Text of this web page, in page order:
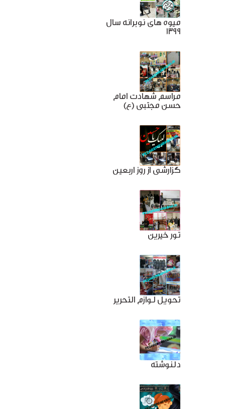
میوه های نوبرانه سال
1399
مراسم شهادت امام
حسن مجتبی (ع)
گزارشی از روز اربعین
تور خیرین
تحویل لوازم التحریر
دلنوشته